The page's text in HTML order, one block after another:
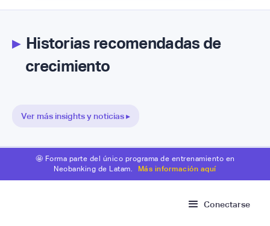
▸Historias recomendadas de
crecimiento
Ver más insights y noticias ▸
🤩 Forma parte del único programa de entrenamiento en
Neobanking de Latam.
Más información aquí
Conectarse